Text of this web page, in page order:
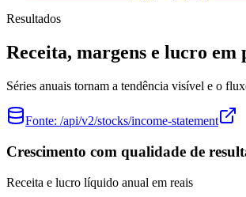
Resultados
Receita, margens e lucro em
Séries anuais tornam a tendência visível e o
Fonte: /api/v2/stocks/income-statement
Crescimento com qualidade de
Receita e lucro líquido anual em reais